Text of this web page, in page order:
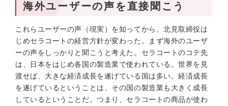
海外ユーザーの声を直接聞こう
これらユーザーの声（現実）を知ってから、北見取締役は
じめセラコートの経営方針が変わった。まず海外のユーザ
ーの声をしっかりと聞こうと考えた。セラコートのコテ先
は、日本をはじめ各国の製造業で使われている。世界を見
渡せば、大きな経済成長を遂げている国は多い。経済成長
を遂げているということは、その国の製造業も大きく成長
しているということだ。つまり、セラコートの商品が使わ